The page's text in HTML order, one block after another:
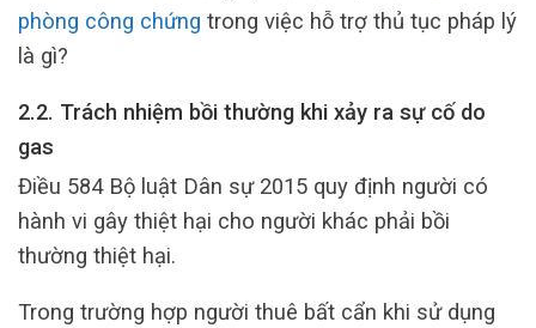
phòng công chứng trong việc hỗ trợ thủ tục pháp lý
là gì?
2.2. Trách nhiệm bồi thường khi xảy ra sự cố do
gas
Điều 584 Bộ luật Dân sự 2015 quy định người có
hành vi gây thiệt hại cho người khác phải bồi
thường thiệt hại.
Trong trường hợp người thuê bất cẩn khi sử dụng